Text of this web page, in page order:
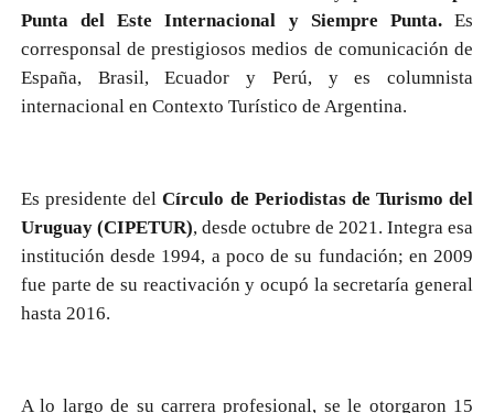
Punta del Este Internacional y Siempre Punta.Es
corresponsal de prestigiosos medios de comunicación de
España, Brasil, Ecuador y Perú, y es columnista
internacional en Contexto Turístico de Argentina.
Es presidente del Círculo de Periodistas de Turismo del
Uruguay (CIPETUR), desde octubre de 2021. Integra esa
institución desde 1994, a poco de su fundación; en 2009
fue parte de su reactivación y ocupó la secretaría general
hasta 2016.
A lo largo de su carrera profesional, se le otorgaron 15